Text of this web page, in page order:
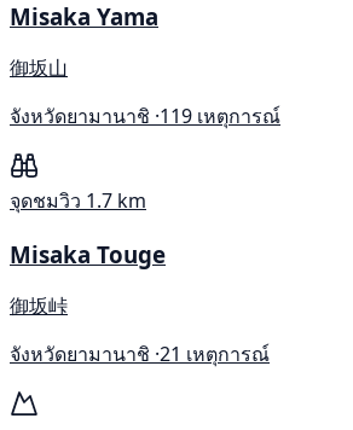
Misaka Yama
御坂山
จังหวัดยามานาชิ ·119 เหตุการณ์
จุดชมวิว 1.7 km
Misaka Touge
御坂峠
จังหวัดยามานาชิ ·21 เหตุการณ์